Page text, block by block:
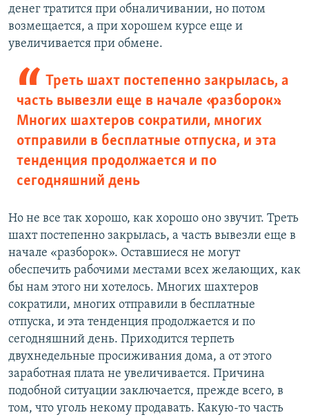
денег тратится при обналичивании, но потом
возмещается, а при хорошем курсе еще и
увеличивается при обмене.
Треть шахт постепенно закрылась, а
часть вывезли еще в начале «разборок».
Многих шахтеров сократили, многих
отправили в бесплатные отпуска, и эта
тенденция продолжается и по
сегодняшний день
Но не все так хорошо, как хорошо оно звучит. Треть
шахт постепенно закрылась, а часть вывезли еще в
начале «разборок». Оставшиеся не могут
обеспечить рабочими местами всех желающих, как
бы нам этого ни хотелось. Многих шахтеров
сократили, многих отправили в бесплатные
отпуска, и эта тенденция продолжается и по
сегодняшний день. Приходится терпеть
двухнедельные просиживания дома, а от этого
заработная плата не увеличивается. Причина
подобной ситуации заключается, прежде всего, в
том, что уголь некому продавать. Какую-то часть